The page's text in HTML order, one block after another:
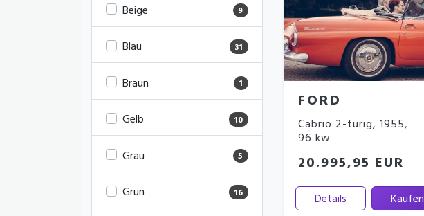
Beige 9
Blau 31
Braun 1
Gelb 10
Grau 5
Grün 16
FORD
Cabrio 2-türig, 1955,
96 kw
20.995,95 EUR
Details Kaufen